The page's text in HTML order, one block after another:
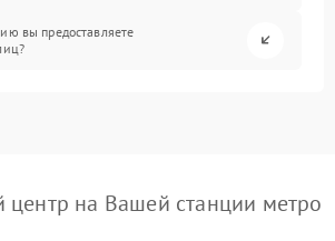
вы предоставляете
на Вашей станции метро